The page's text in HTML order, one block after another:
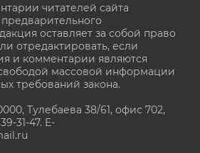
читателей сайта
оставляет за собой право
отредактировать, если
и комментарии являются
массовой информации
требований закона.
Тулебаева 38/61, офис 702,
31-47. E-